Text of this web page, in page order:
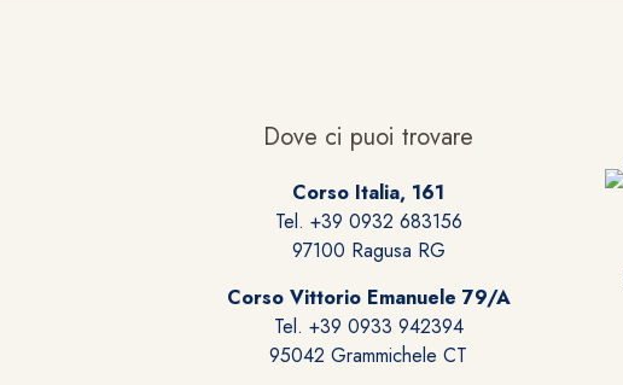
Dove ci puoi trovare
Corso Italia, 161
Tel. +39 0932 683156
97100 Ragusa RG
Corso Vittorio Emanuele 79/A
Tel. +39 0933 942394
95042 Grammichele CT